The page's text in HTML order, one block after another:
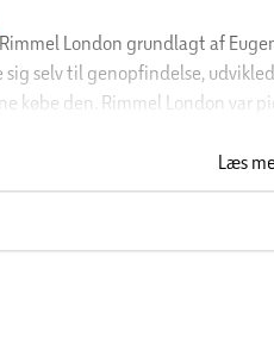
London grundlagt af
selv til genopfindelse,
købe den. Rimmel London var
Læs